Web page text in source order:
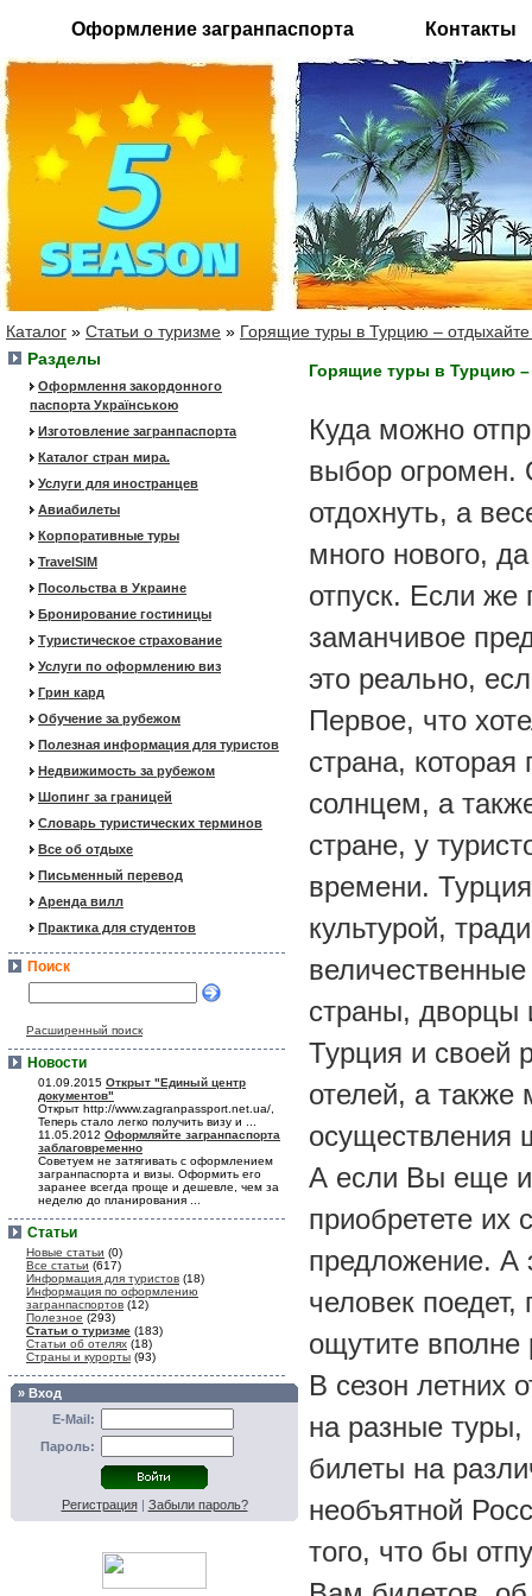
Оформление загранпаспорта Контакты
Каталог » Статьи о туризме » Горящие туры в Турцию – отдыхайте
Разделы
Оформлення закордонного
паспорта Українською
Изготовление загранпаспорта
Каталог стран мира.
Услуги для иностранцев
Авиабилеты
Корпоративные туры
TravelSIM
Посольства в Украине
Бронирование гостиницы
Туристическое страхование
Услуги по оформлению виз
Грин кард
Обучение за рубежом
Полезная информация для туристов
Недвижимость за рубежом
Шопинг за границей
Словарь туристических терминов
Все об отдыхе
Письменный перевод
Аренда вилл
Практика для студентов
Поиск
Расширенный поиск
Новости
01.09.2015 Открыт "Единый центр
документов"
Открыт http://www.zagranpassport.net.ua/,
Теперь стало легко получить визу и ...
11.05.2012 Оформляйте загранпаспорта
заблаговременно
Советуем не затягивать с оформлением
загранпаспорта и визы. Оформить его
заранее всегда проще и дешевле, чем за
неделю до планирования ...
Статьи
Новые статьи (0)
Все статьи (617)
Информация для туристов (18)
Информация по оформлению
загранпаспортов (12)
Полезное (293)
Статьи о туризме (183)
Статьи об отелях (18)
Страны и курорты (93)
» Вход
E-Mail:
Пароль:
Регистрация| Забыли пароль?
Горящие туры в Турцию –
Куда можно
выбор огромен.
отдохнуть, а
много нового,
отпуск. Если же
заманчивое
это реально,
Первое, что
страна,
солнцем, а
стране, у
времени.
культурой,
страны, дворцы
Турция и своей
отелей, а
осуществления
А если Вы еще и
приобретете их
предложение. А
человек
ощутите
В сезон летних
на разные туры,
билеты на
необъятной
того, что бы